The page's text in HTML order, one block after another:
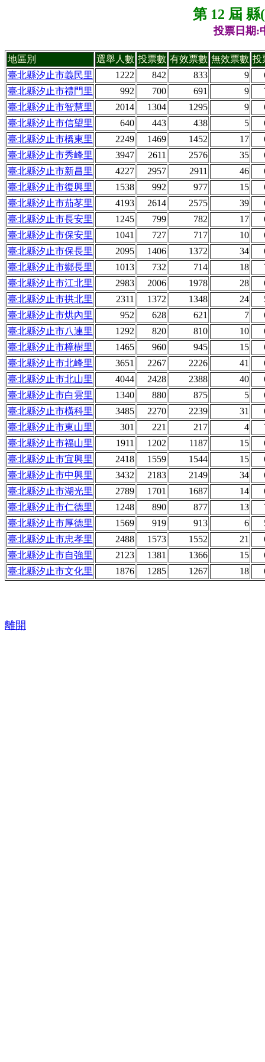
第 12 屆
投票日期:
地區別 選舉人數 投票數 有效票數 無效票數 投
臺北縣汐止市義民里
1222 842 833 9
臺北縣汐止市禮門里
992 700 691 9
臺北縣汐止市智慧里
2014 1304 1295 9
臺北縣汐止市信望里
640 443 438 5
臺北縣汐止市橋東里
2249 1469 1452 17
臺北縣汐止市秀峰里
3947 2611 2576 35
臺北縣汐止市新昌里
4227 2957 2911 46
臺北縣汐止市復興里
1538 992 977 15
臺北縣汐止市茄苳里
4193 2614 2575 39
臺北縣汐止市長安里
1245 799 782 17
臺北縣汐止市保安里
1041 727 717 10
臺北縣汐止市保長里
2095 1406 1372 34
臺北縣汐止市鄉長里
1013 732 714 18
臺北縣汐止市江北里
2983 2006 1978 28
臺北縣汐止市拱北里
2311 1372 1348 24
臺北縣汐止市烘內里
952 628 621 7
臺北縣汐止市八連里
1292 820 810 10
臺北縣汐止市樟樹里
1465 960 945 15
臺北縣汐止市北峰里
3651 2267 2226 41
臺北縣汐止市北山里
4044 2428 2388 40
臺北縣汐止市白雲里
1340 880 875 5
臺北縣汐止市橫科里
3485 2270 2239 31
臺北縣汐止市東山里
301 221 217 4
臺北縣汐止市福山里
1911 1202 1187 15
臺北縣汐止市宜興里
2418 1559 1544 15
臺北縣汐止市中興里
3432 2183 2149 34
臺北縣汐止市湖光里
2789 1701 1687 14
臺北縣汐止市仁德里
1248 890 877 13
臺北縣汐止市厚德里
1569 919 913 6
臺北縣汐止市忠孝里
2488 1573 1552 21
臺北縣汐止市自強里
2123 1381 1366 15
臺北縣汐止市文化里
1876 1285 1267 18
離開